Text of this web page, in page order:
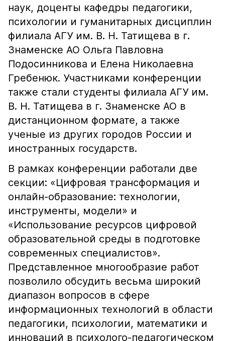
наук, доценты кафедры педагогики,
психологии и гуманитарных дисциплин
филиала АГУ им. В. Н. Татищева в г.
Знаменске АО Ольга Павловна
Подосинникова и Елена Николаевна
Гребенюк. Участниками конференции
также стали студенты филиала АГУ им.
В. Н. Татищева в г. Знаменске АО в
дистанционном формате, а также
ученые из других городов России и
иностранных государств.
В рамках конференции работали две
секции: «Цифровая трансформация и
онлайн-образование: технологии,
инструменты, модели» и
«Использование ресурсов цифровой
образовательной среды в подготовке
современных специалистов».
Представленное многообразие работ
позволило обсудить весьма широкий
диапазон вопросов в сфере
информационных технологий в области
педагогики, психологии, математики и
инноваций в психолого-педагогическом